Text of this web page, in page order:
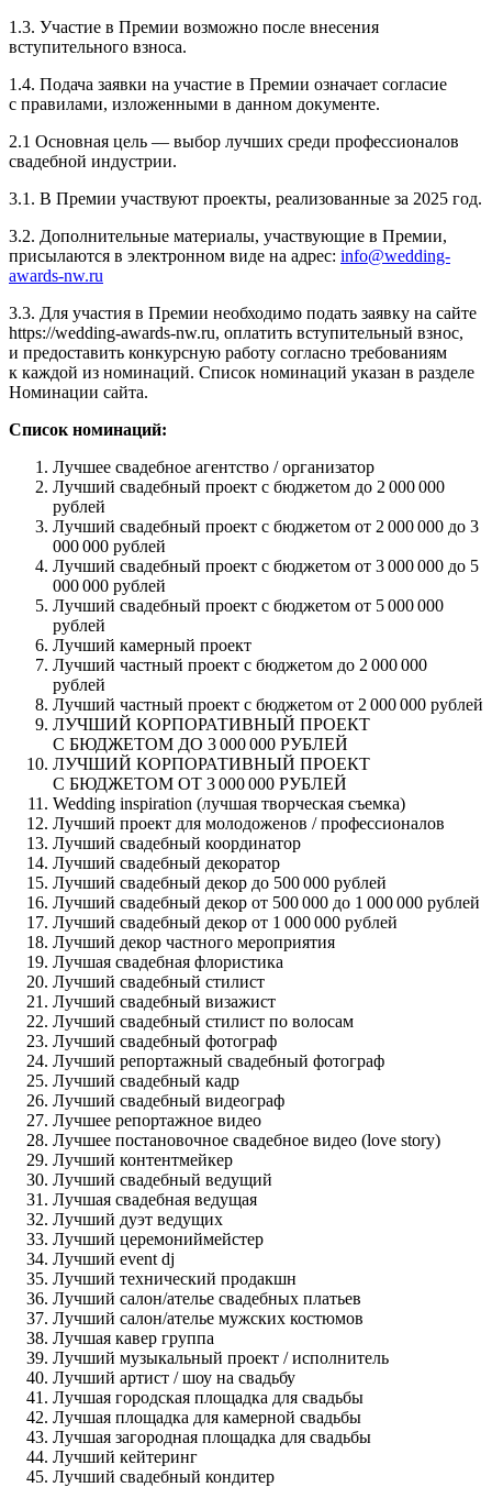
1.3. Участие в Премии возможно после внесения
вступительного взноса.
1.4. Подача заявки на участие в Премии означает согласие
с правилами, изложенными в данном документе.
2.1 Основная цель — выбор лучших среди профессионалов
свадебной индустрии.
3.1. В Премии участвуют проекты, реализованные за 2025 год.
3.2. Дополнительные материалы, участвующие в Премии,
присылаются в электронном виде на адрес: info@wedding-
awards-nw.ru
3.3. Для участия в Премии необходимо подать заявку на сайте
https://wedding-awards-nw.ru, оплатить вступительный взнос,
и предоставить конкурсную работу согласно требованиям
к каждой из номинаций. Список номинаций указан в разделе
Номинации сайта.
Список номинаций:
Лучшее свадебное агентство / организатор
Лучший свадебный проект с бюджетом до 2 000 000
рублей
Лучший свадебный проект с бюджетом от 2 000 000 до 3
000 000 рублей
Лучший свадебный проект с бюджетом от 3 000 000 до 5
000 000 рублей
Лучший свадебный проект с бюджетом от 5 000 000
рублей
Лучший камерный проект
Лучший частный проект с бюджетом до 2 000 000
рублей
Лучший частный проект с бюджетом от 2 000 000 рублей
ЛУЧШИЙ КОРПОРАТИВНЫЙ ПРОЕКТ
С БЮДЖЕТОМ ДО 3 000 000 РУБЛЕЙ
ЛУЧШИЙ КОРПОРАТИВНЫЙ ПРОЕКТ
С БЮДЖЕТОМ ОТ 3 000 000 РУБЛЕЙ
Wedding inspiration (лучшая творческая съемка)
Лучший проект для молодоженов / профессионалов
Лучший свадебный координатор
Лучший свадебный декоратор
Лучший свадебный декор до 500 000 рублей
Лучший свадебный декор от 500 000 до 1 000 000 рублей
Лучший свадебный декор от 1 000 000 рублей
Лучший декор частного мероприятия
Лучшая свадебная флористика
Лучший свадебный стилист
Лучший свадебный визажист
Лучший свадебный стилист по волосам
Лучший свадебный фотограф
Лучший репортажный свадебный фотограф
Лучший свадебный кадр
Лучший свадебный видеограф
Лучшее репортажное видео
Лучшее постановочное свадебное видео (love story)
Лучший контентмейкер
Лучший свадебный ведущий
Лучшая свадебная ведущая
Лучший дуэт ведущих
Лучший церемониймейстер
Лучший event dj
Лучший технический продакшн
Лучший салон/ателье свадебных платьев
Лучший салон/ателье мужских костюмов
Лучшая кавер группа
Лучший музыкальный проект / исполнитель
Лучший артист / шоу на свадьбу
Лучшая городская площадка для свадьбы
Лучшая площадка для камерной свадьбы
Лучшая загородная площадка для свадьбы
Лучший кейтеринг
Лучший свадебный кондитер